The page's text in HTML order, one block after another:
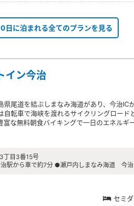
日に泊まれる全てのプランを見る
イン今治
県尾道を結ぶしまなみ海道があり、今治
自転車で海峡を渡れるサイクリングロー
富な無料朝食バイキングで一日のエネルギ
丁目3番15号
駅から車で約7分 ●瀬戸内しまなみ海道 今
セミ